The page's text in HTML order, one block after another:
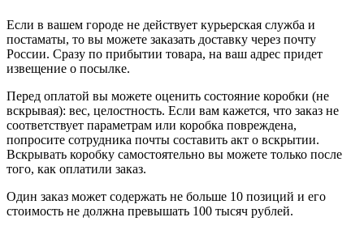
Если в вашем городе не действует курьерская служба и
постаматы, то вы можете заказать доставку через почту
России. Сразу по прибытии товара, на ваш адрес придет
извещение о посылке.
Перед оплатой вы можете оценить состояние коробки (не
вскрывая): вес, целостность. Если вам кажется, что заказ не
соответствует параметрам или коробка повреждена,
попросите сотрудника почты составить акт о вскрытии.
Вскрывать коробку самостоятельно вы можете только после
того, как оплатили заказ.
Один заказ может содержать не больше 10 позиций и его
стоимость не должна превышать 100 тысяч рублей.